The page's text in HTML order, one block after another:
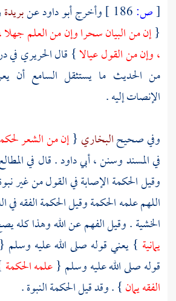
[ص: وأخرجأبو داودعنبريدة
{إن من البيان سحرا وإن من العلم
، وإن من القول عيالا} قالالحريريفي
من الحديث ما يستثقل السامع أن
الإنصات إليه .
وفي صحيحالبخاري {إن من الشعر
في المسند وسنن ،أبي داود. قال في
وقيل الحكمة الإصابة في القول من غير
اللهم علمه الحكمة وقيل الحكمة الفقه في
الخشية . وقيل الفهم عن الله وهذا كله
يمانية } يعني قوله صلى الله عليه وسلم {
قوله صلى الله عليه وسلم {علمه الحكمة
الفقه يمان} . وقد قيل الحكمة النبوة .